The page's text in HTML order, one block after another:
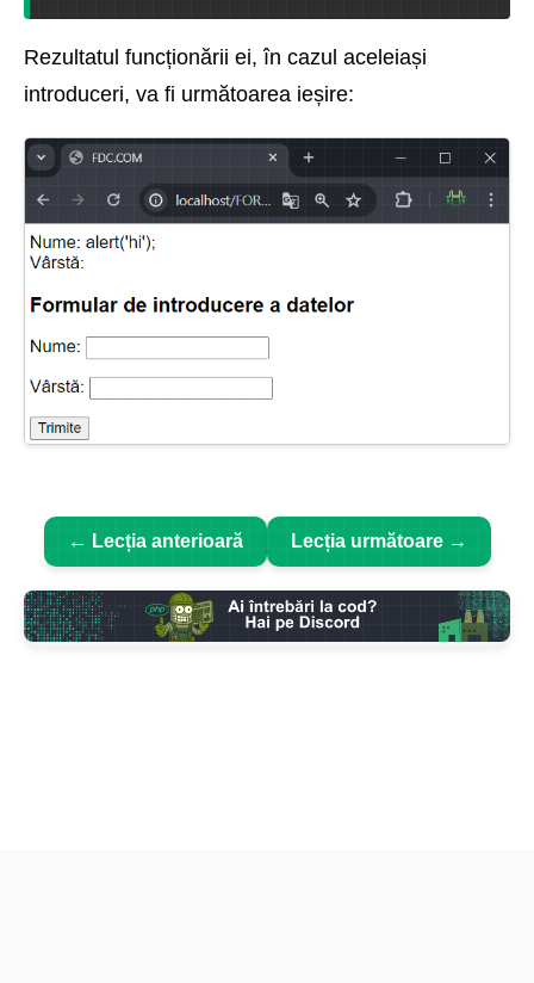
Rezultatul funcționării ei, în cazul aceleiași
introduceri, va fi următoarea ieșire:
← Lecția anterioară Lecția următoare →